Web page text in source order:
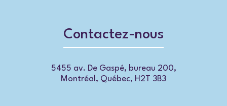
Contactez-nous
5455 av. De Gaspé, bureau 200,
Montréal, Québec, H2T 3B3